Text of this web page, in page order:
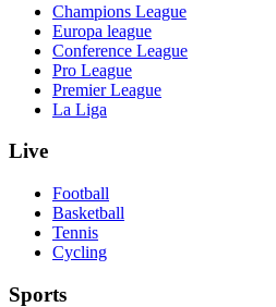
Champions League
Europa league
Conference League
Pro League
Premier League
La Liga
Live
Football
Basketball
Tennis
Cycling
Sports